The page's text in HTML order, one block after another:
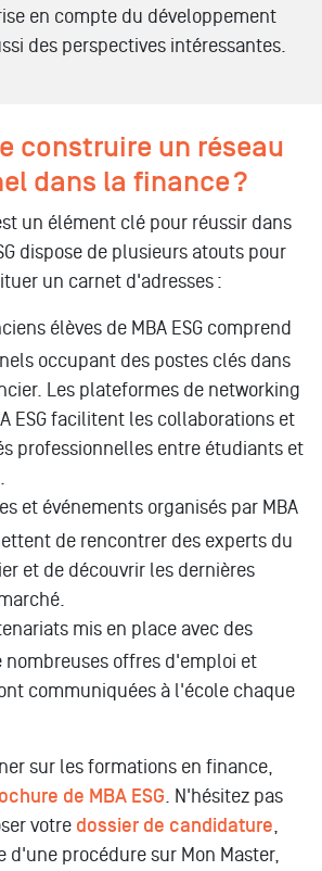
en compte du développement
des perspectives intéressantes.
construire un réseau
dans la finance ?
un élément clé pour réussir dans
dispose de plusieurs atouts pour
un carnet d'adresses :
élèves de MBA ESG comprend
occupant des postes clés dans
Les plateformes de networking
ESG facilitent les collaborations et
professionnelles entre étudiants et
et événements organisés par MBA
de rencontrer des experts du
et de découvrir les dernières
mis en place avec des
nombreuses offres d'emploi et
communiquées à l'école chaque
sur les formations en finance,
de MBA ESG . N'hésitez pas
votre dossier de candidature
d'une procédure sur Mon Master,